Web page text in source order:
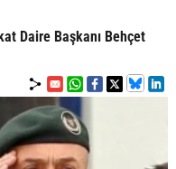
Daire Başkanı Behçet